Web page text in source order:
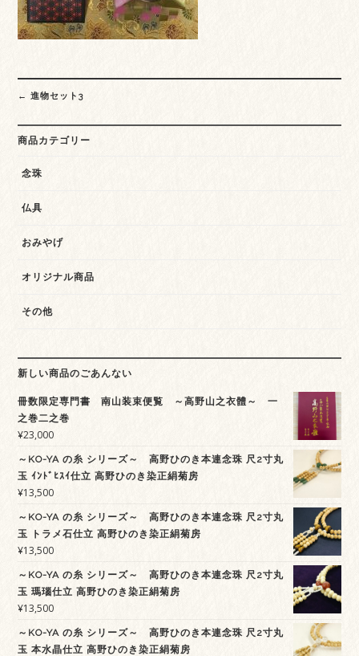
Post
navigation
← 進物セット3
商品カテゴリー
念珠
仏具
おみやげ
オリジナル商品
その他
新しい商品のごあんない
冊数限定専門書 南山装束便覧 ～高野山之衣體～ 一
之巻二之巻
¥23,000
～KO-YA の糸 シリーズ～ 高野ひのき本連念珠 尺2寸丸
玉 ｲﾝﾄﾞﾋｽｲ仕立 高野ひのき染正絹菊房
¥13,500
～KO-YA の糸 シリーズ～ 高野ひのき本連念珠 尺2寸丸
玉 トラメ石仕立 高野ひのき染正絹菊房
¥13,500
～KO-YA の糸 シリーズ～ 高野ひのき本連念珠 尺2寸丸
玉 瑪瑙仕立 高野ひのき染正絹菊房
¥13,500
～KO-YA の糸 シリーズ～ 高野ひのき本連念珠 尺2寸丸
玉 本水晶仕立 高野ひのき染正絹菊房